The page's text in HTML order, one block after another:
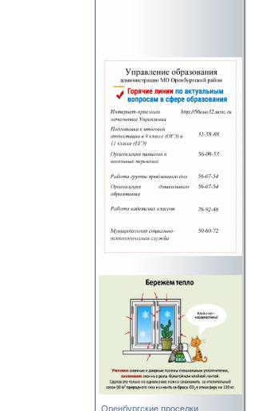
Оренбургские проселки